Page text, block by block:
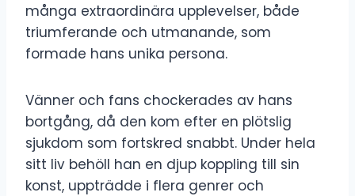
många extraordinära upplevelser, både
triumferande och utmanande, som
formade hans unika persona.
Vänner och fans chockerades av hans
bortgång, då den kom efter en plötslig
sjukdom som fortskred snabbt. Under hela
sitt liv behöll han en djup koppling till sin
konst, uppträdde i flera genrer och